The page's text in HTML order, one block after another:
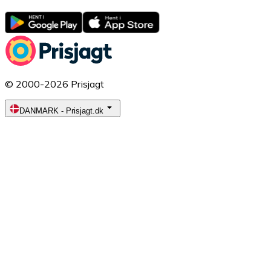
© 2000-2026 Prisjagt
DANMARK - Prisjagt.dk